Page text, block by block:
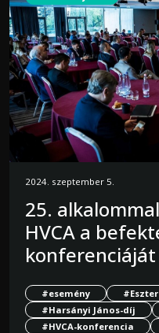
2024. szeptember 5.
25.
HVCA a
konferenciáját
#esemény
#Harsányi János-díj
#HVCA-konferencia